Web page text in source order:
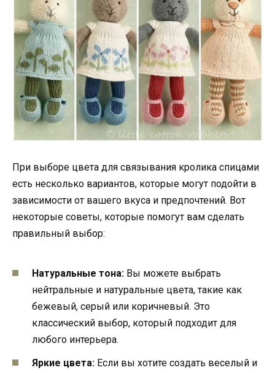
При выборе цвета для связывания кролика спицами
есть несколько вариантов, которые могут подойти в
зависимости от вашего вкуса и предпочтений. Вот
некоторые советы, которые помогут вам сделать
правильный выбор:
Натуральные тона: Вы можете выбрать
нейтральные и натуральные цвета, такие как
бежевый, серый или коричневый. Это
классический выбор, который подходит для
любого интерьера.
Яркие цвета: Если вы хотите создать веселый и